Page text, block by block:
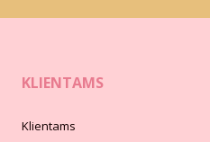
KLIENTAMS
Klientams